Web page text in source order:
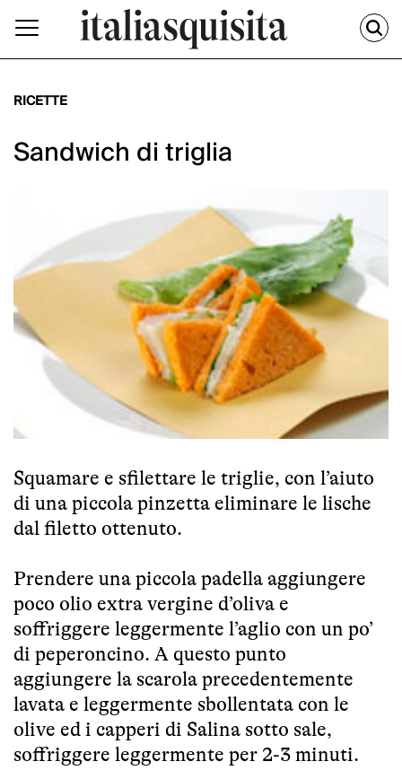
RICETTE
Sandwich di triglia
Squamare e sfilettare le triglie, con l’aiuto
di una piccola pinzetta eliminare le lische
dal filetto ottenuto.
Prendere una piccola padella aggiungere
poco olio extra vergine d’oliva e
soffriggere leggermente l’aglio con un po’
di peperoncino. A questo punto
aggiungere la scarola precedentemente
lavata e leggermente sbollentata con le
olive ed i capperi di Salina sotto sale,
soffriggere leggermente per 2-3 minuti.